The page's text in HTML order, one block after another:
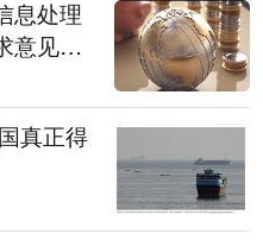
息处理
意见
真正得